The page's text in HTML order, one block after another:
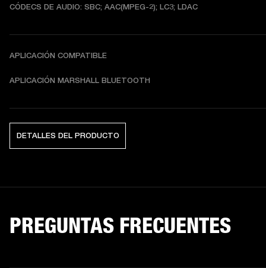
CÓDECS DE AUDIO: SBC; AAC(MPEG-2); LC3; LDAC
APLICACIÓN COMPATIBLE
APLICACIÓN MARSHALL BLUETOOTH
DETALLES DEL PRODUCTO
PREGUNTAS FRECUENTES